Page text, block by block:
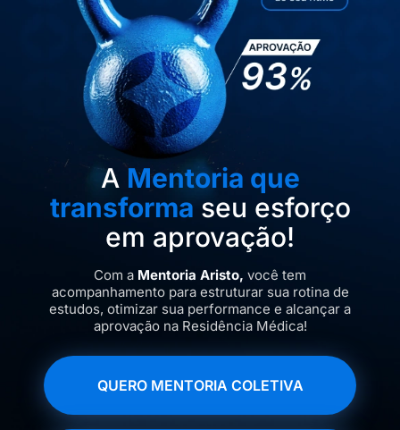
A Mentoria que
transforma seu esforço
em aprovação!
Com a Mentoria Aristo, você tem
acompanhamento para estruturar sua rotina de
estudos, otimizar sua performance e alcançar a
aprovação na Residência Médica!
QUERO MENTORIA COLETIVA